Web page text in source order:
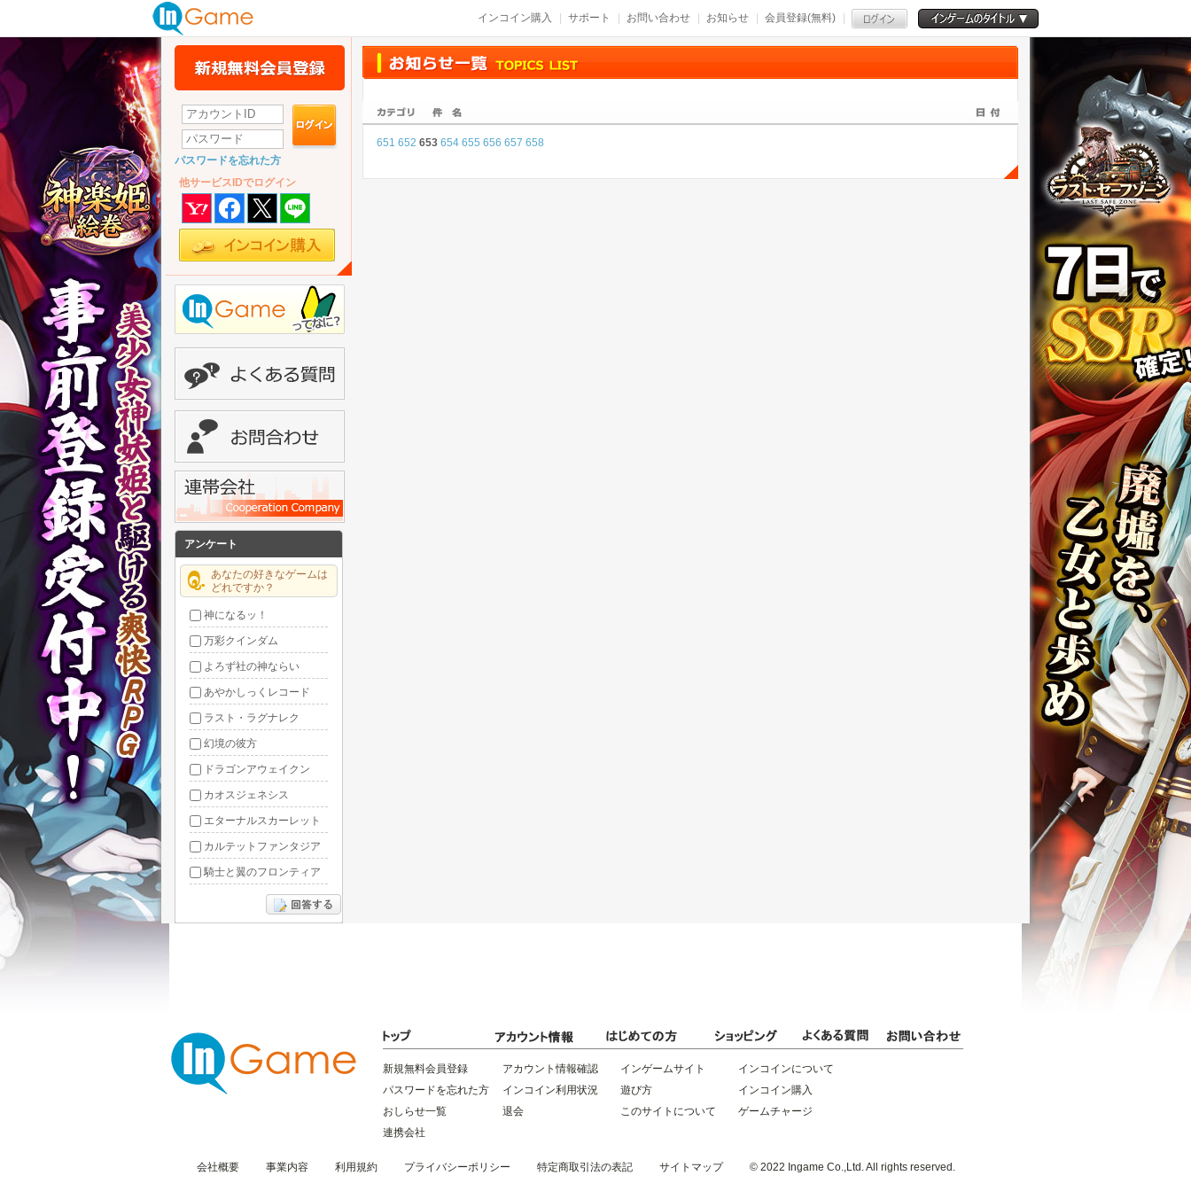
インコイン購入 サポート お問い合わせ お知らせ 会員登録(無料)
パスワードを忘れた方
他サービスIDでログイン
アンケート
あなたの好きなゲームは
どれですか？
神になるッ！
万彩クインダム
よろず社の神ならい
あやかしっくレコード
ラスト・ラグナレク
幻境の彼方
ドラゴンアウェイクン
カオスジェネシス
エターナルスカーレット
カルテットファンタジア
騎士と翼のフロンティア
ドラグーン・ナイツ
ぶっ飛び三国
651 652 653 654 655 656 657 658
新規無料会員登録
パスワードを忘れた方
おしらせ一覧
連携会社
アカウント情報確認
インコイン利用状況
退会
インゲームサイト
遊び方
このサイトについて
インコインについて
インコイン購入
ゲームチャージ
会社概要 事業内容 利用規約 プライバシーポリシー 特定商取引法の表記 サイトマップ © 2022 Ingame Co.,Ltd. All rights reserved.